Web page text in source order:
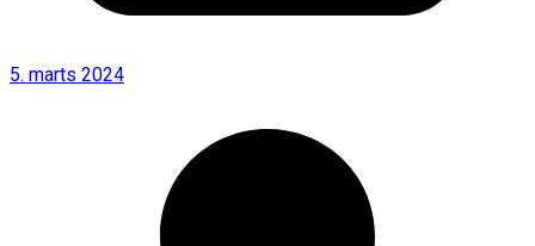
5. marts 2024